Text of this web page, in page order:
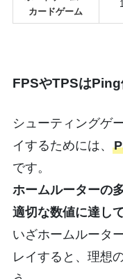
カードゲーム
FPSやTPSは
シューティングゲ
イするためには、
です。
ホームルーターの
適切な数値に達し
いざホームルータ
レイすると、理想